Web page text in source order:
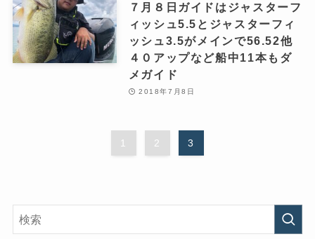
７月８日ガイドはジャスターフ
ィッシュ5.5とジャスターフィ
ッシュ3.5がメインで56.52他
４０アップなど船中11本もダ
メガイド
2018年7月8日
1 2 3